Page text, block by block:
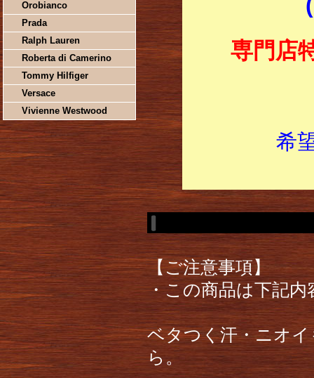
Orobianco
Prada
Ralph Lauren
Roberta di Camerino
Tommy Hilfiger
Versace
Vivienne Westwood
専門店
希
【ご注意事項】
・この商品は下記
ベタつく汗・ニオ
ら。